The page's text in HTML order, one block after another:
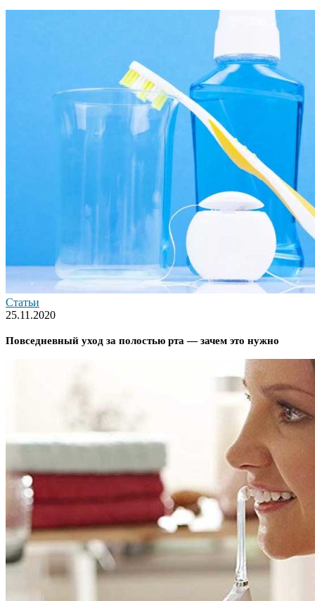
Статьи
25.11.2020
Повседневный уход за полостью рта — зачем это нужно